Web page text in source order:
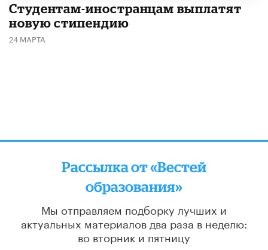
Студентам-иностранцам выплатят
новую стипендию
24 МАРТА
Рассылка от «Вестей
образования»
Мы отправляем подборку лучших и
актуальных материалов два раза в неделю:
во вторник и пятницу